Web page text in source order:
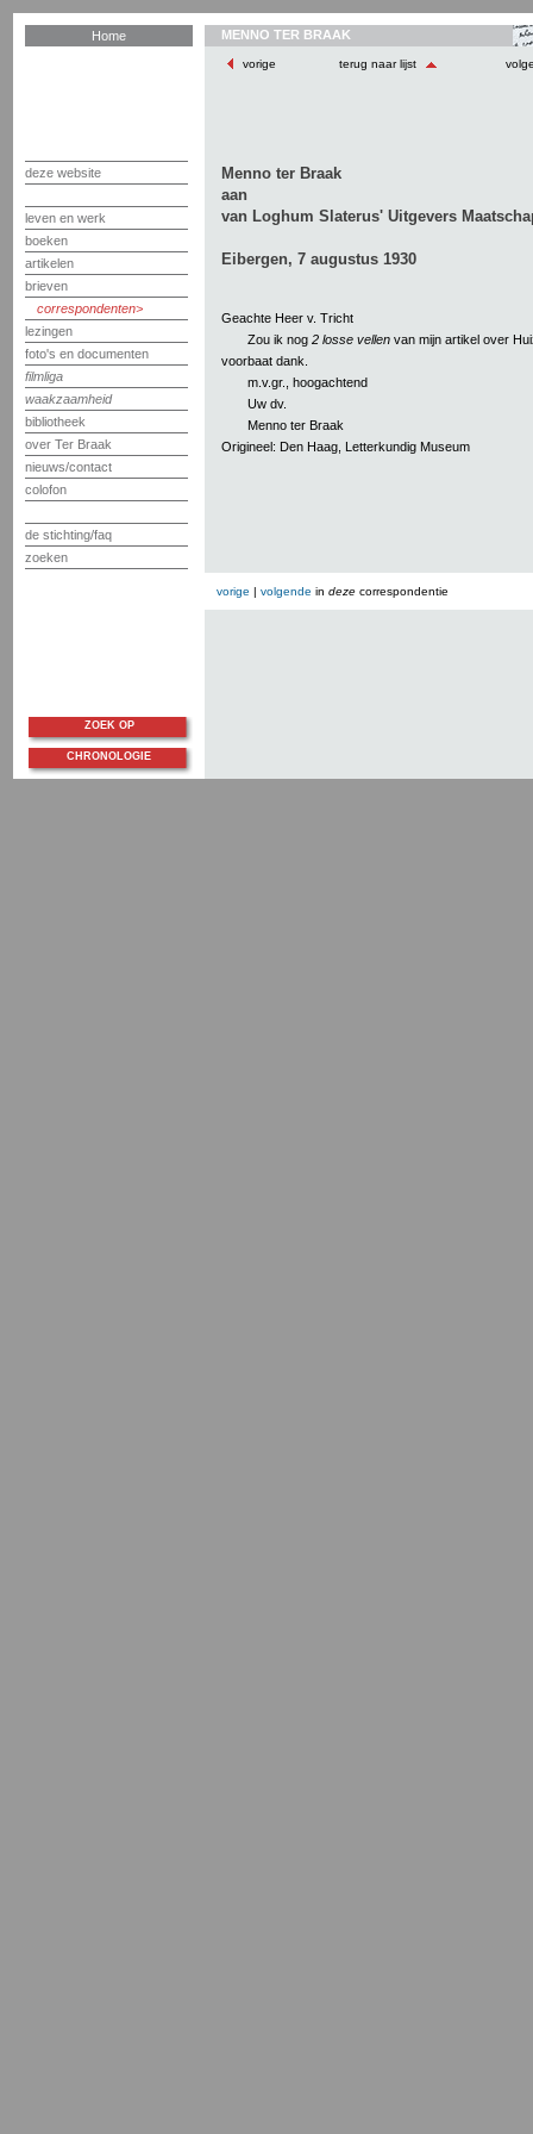
Home
deze website
leven en werk
boeken
artikelen
brieven
correspondenten
lezingen
foto's en documenten
filmliga
waakzaamheid
bibliotheek
over Ter Braak
nieuws/contact
colofon
de stichting/faq
zoeken
MENNO TER BRAAK
vorige terug naar lijst
Menno ter Braak
aan
van Loghum Slaterus' Uitgevers
Eibergen, 7 augustus 1930
Geachte Heer v. Tricht
Zou ik nog 2 losse vellen van mijn artikel over
voorbaat dank.
m.v.gr., hoogachtend
Uw dv.
Menno ter Braak
Origineel: Den Haag, Letterkundig Museum
vorige | volgende in deze correspondentie
ZOEK OP
CHRONOLOGIE